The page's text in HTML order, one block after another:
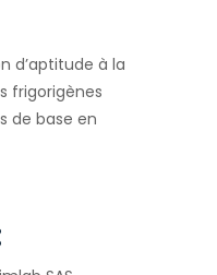
d’aptitude à la
frigorigènes
de base en